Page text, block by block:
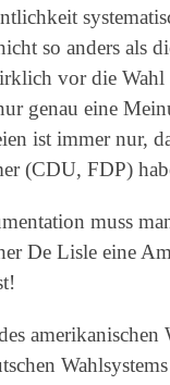
so anders als
vor die Wahl
genau eine
ist immer nur,
(CDU, FDP)
muss
De Lisle eine
amerikanischen